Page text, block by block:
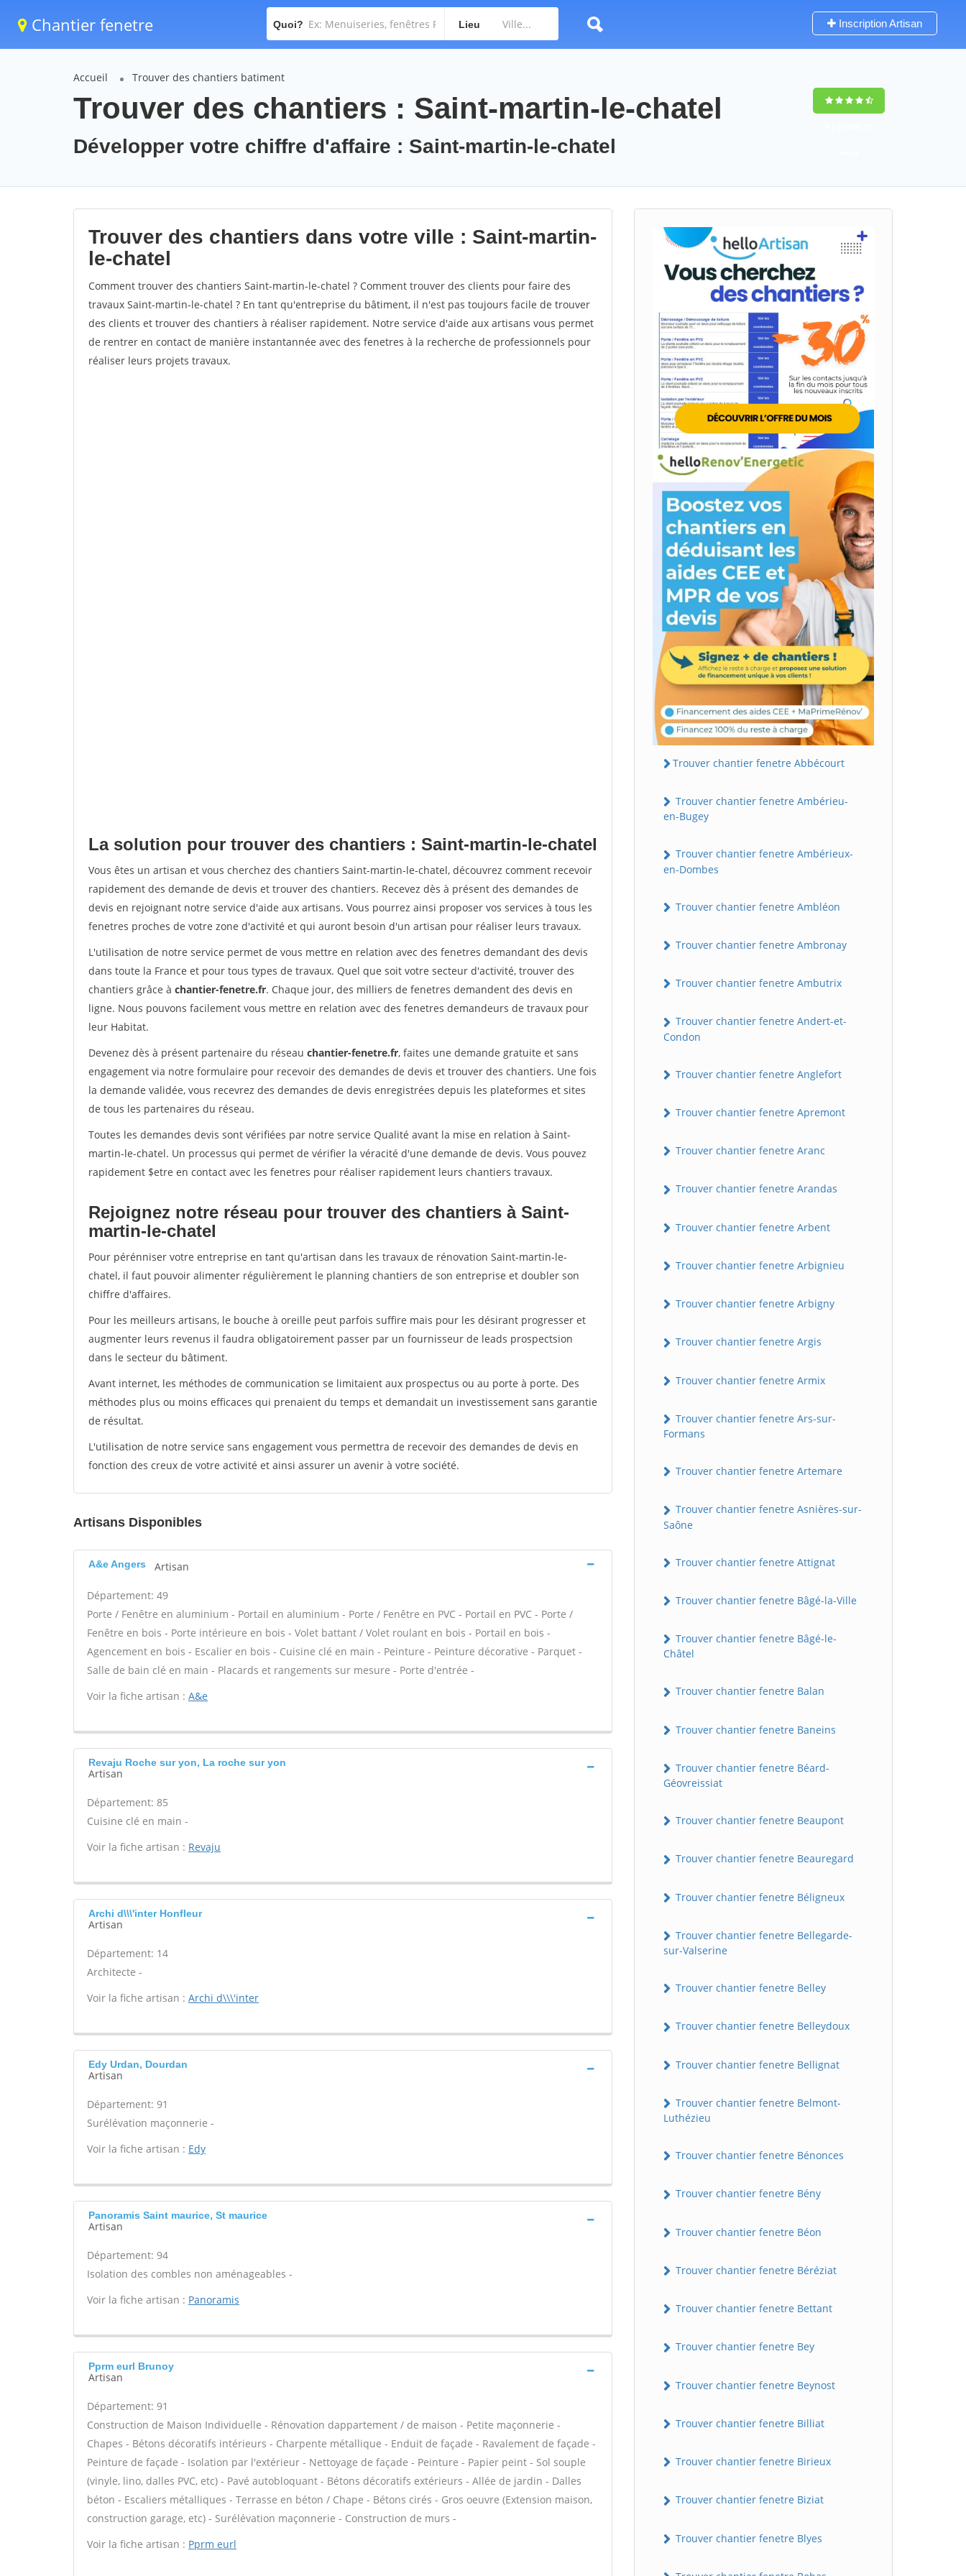
Chantier fenetre Quoi? Lieu Inscription Artisan
Accueil Trouver des chantiers batiment
Trouver des chantiers : Saint-martin-le-chatel
Développer votre chiffre d'affaire : Saint-martin-le-chatel
Trouver des chantiers dans votre ville : Saint-martin-
le-chatel
Comment trouver des chantiers Saint-martin-le-chatel ? Comment trouver des clients pour faire des
travaux Saint-martin-le-chatel ? En tant qu'entreprise du bâtiment, il n'est pas toujours facile de trouver
des clients et trouver des chantiers à réaliser rapidement. Notre service d'aide aux artisans vous permet
de rentrer en contact de manière instantannée avec des fenetres à la recherche de professionnels pour
réaliser leurs projets travaux.
La solution pour trouver des chantiers : Saint-martin-le-chatel
Vous êtes un artisan et vous cherchez des chantiers Saint-martin-le-chatel, découvrez comment recevoir
rapidement des demande de devis et trouver des chantiers. Recevez dès à présent des demandes de
devis en rejoignant notre service d'aide aux artisans. Vous pourrez ainsi proposer vos services à tous les
fenetres proches de votre zone d'activité et qui auront besoin d'un artisan pour réaliser leurs travaux.
L'utilisation de notre service permet de vous mettre en relation avec des fenetres demandant des devis
dans toute la France et pour tous types de travaux. Quel que soit votre secteur d'activité, trouver des
chantiers grâce à chantier-fenetre.fr. Chaque jour, des milliers de fenetres demandent des devis en
ligne. Nous pouvons facilement vous mettre en relation avec des fenetres demandeurs de travaux pour
leur Habitat.
Devenez dès à présent partenaire du réseau chantier-fenetre.fr, faites une demande gratuite et sans
engagement via notre formulaire pour recevoir des demandes de devis et trouver des chantiers. Une fois
la demande validée, vous recevrez des demandes de devis enregistrées depuis les plateformes et sites
de tous les partenaires du réseau.
Toutes les demandes devis sont vérifiées par notre service Qualité avant la mise en relation à Saint-
martin-le-chatel. Un processus qui permet de vérifier la véracité d'une demande de devis. Vous pouvez
rapidement $etre en contact avec les fenetres pour réaliser rapidement leurs chantiers travaux.
Rejoignez notre réseau pour trouver des chantiers à Saint-
martin-le-chatel
Pour pérénniser votre entreprise en tant qu'artisan dans les travaux de rénovation Saint-martin-le-
chatel, il faut pouvoir alimenter régulièrement le planning chantiers de son entreprise et doubler son
chiffre d'affaires.
Pour les meilleurs artisans, le bouche à oreille peut parfois suffire mais pour les désirant progresser et
augmenter leurs revenus il faudra obligatoirement passer par un fournisseur de leads prospectsion
dans le secteur du bâtiment.
Avant internet, les méthodes de communication se limitaient aux prospectus ou au porte à porte. Des
méthodes plus ou moins efficaces qui prenaient du temps et demandait un investissement sans garantie
de résultat.
L'utilisation de notre service sans engagement vous permettra de recevoir des demandes de devis en
fonction des creux de votre activité et ainsi assurer un avenir à votre société.
Artisans Disponibles
A&e Angers Artisan
Département: 49
Porte / Fenêtre en aluminium - Portail en aluminium - Porte / Fenêtre en PVC - Portail en PVC - Porte /
Fenêtre en bois - Porte intérieure en bois - Volet battant / Volet roulant en bois - Portail en bois -
Agencement en bois - Escalier en bois - Cuisine clé en main - Peinture - Peinture décorative - Parquet -
Salle de bain clé en main - Placards et rangements sur mesure - Porte d'entrée -
Voir la fiche artisan : A&e
Revaju Roche sur yon, La roche sur yon
Artisan
Département: 85
Cuisine clé en main -
Voir la fiche artisan : Revaju
Archi d\\\'inter Honfleur
Artisan
Département: 14
Architecte -
Voir la fiche artisan : Archi d\\\'inter
Edy Urdan, Dourdan
Artisan
Département: 91
Surélévation maçonnerie -
Voir la fiche artisan : Edy
Panoramis Saint maurice, St maurice
Artisan
Département: 94
Isolation des combles non aménageables -
Voir la fiche artisan : Panoramis
Pprm eurl Brunoy
Artisan
Département: 91
Construction de Maison Individuelle - Rénovation dappartement / de maison - Petite maçonnerie -
Chapes - Bétons décoratifs intérieurs - Charpente métallique - Enduit de façade - Ravalement de façade -
Peinture de façade - Isolation par l'extérieur - Nettoyage de façade - Peinture - Papier peint - Sol souple
(vinyle, lino, dalles PVC, etc) - Pavé autobloquant - Bétons décoratifs extérieurs - Allée de jardin - Dalles
béton - Escaliers métalliques - Terrasse en béton / Chape - Bétons cirés - Gros oeuvre (Extension maison,
construction garage, etc) - Surélévation maçonnerie - Construction de murs -
Voir la fiche artisan : Pprm eurl
Trouver chantier fenetre Abbécourt
Trouver chantier fenetre Ambérieu-
en-Bugey
Trouver chantier fenetre Ambérieux-
en-Dombes
Trouver chantier fenetre Ambléon
Trouver chantier fenetre Ambronay
Trouver chantier fenetre Ambutrix
Trouver chantier fenetre Andert-et-
Condon
Trouver chantier fenetre Anglefort
Trouver chantier fenetre Apremont
Trouver chantier fenetre Aranc
Trouver chantier fenetre Arandas
Trouver chantier fenetre Arbent
Trouver chantier fenetre Arbignieu
Trouver chantier fenetre Arbigny
Trouver chantier fenetre Argis
Trouver chantier fenetre Armix
Trouver chantier fenetre Ars-sur-
Formans
Trouver chantier fenetre Artemare
Trouver chantier fenetre Asnières-sur-
Saône
Trouver chantier fenetre Attignat
Trouver chantier fenetre Bâgé-la-Ville
Trouver chantier fenetre Bâgé-le-
Châtel
Trouver chantier fenetre Balan
Trouver chantier fenetre Baneins
Trouver chantier fenetre Béard-
Géovreissiat
Trouver chantier fenetre Beaupont
Trouver chantier fenetre Beauregard
Trouver chantier fenetre Béligneux
Trouver chantier fenetre Bellegarde-
sur-Valserine
Trouver chantier fenetre Belley
Trouver chantier fenetre Belleydoux
Trouver chantier fenetre Bellignat
Trouver chantier fenetre Belmont-
Luthézieu
Trouver chantier fenetre Bénonces
Trouver chantier fenetre Bény
Trouver chantier fenetre Béon
Trouver chantier fenetre Béréziat
Trouver chantier fenetre Bettant
Trouver chantier fenetre Bey
Trouver chantier fenetre Beynost
Trouver chantier fenetre Billiat
Trouver chantier fenetre Birieux
Trouver chantier fenetre Biziat
Trouver chantier fenetre Blyes